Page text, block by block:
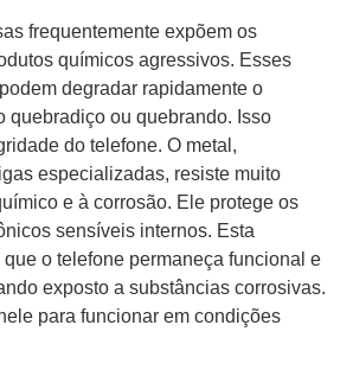
frequentemente expõem os
químicos agressivos. Esses
degradar rapidamente o
quebradiço ou quebrando. Isso
do telefone. O metal,
especializadas, resiste muito
e à corrosão. Ele protege os
sensíveis internos. Esta
o telefone permaneça funcional e
exposto a substâncias corrosivas.
para funcionar em condições